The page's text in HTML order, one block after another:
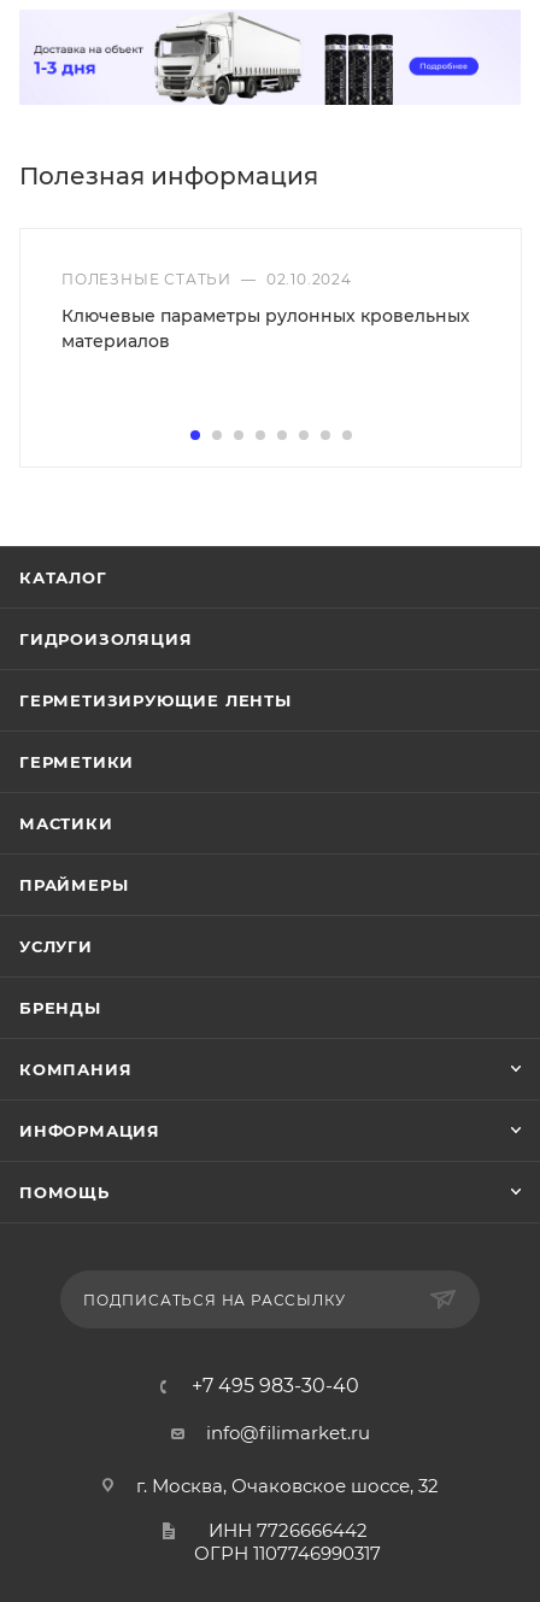
Полезная информация
ПОЛЕЗНЫЕ СТАТЬИ — 02.10.2024
Ключевые параметры рулонных кровельных
материалов
КАТАЛОГ
ГИДРОИЗОЛЯЦИЯ
ГЕРМЕТИЗИРУЮЩИЕ ЛЕНТЫ
ГЕРМЕТИКИ
МАСТИКИ
ПРАЙМЕРЫ
УСЛУГИ
БРЕНДЫ
КОМПАНИЯ
ИНФОРМАЦИЯ
ПОМОЩЬ
ПОДПИСАТЬСЯ НА РАССЫЛКУ
+7 495 983-30-40
info@filimarket.ru
г. Москва, Очаковское шоссе, 32
ИНН 7726666442
ОГРН 1107746990317